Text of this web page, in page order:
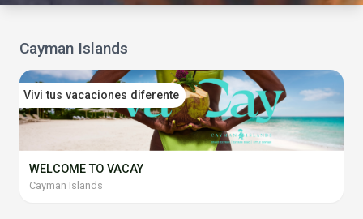
Cayman Islands
Vivi tus vacaciones diferente
WELCOME TO VACAY
Cayman Islands